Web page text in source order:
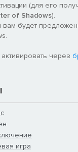
(для его
of Shadows).
вам будет
через
игра